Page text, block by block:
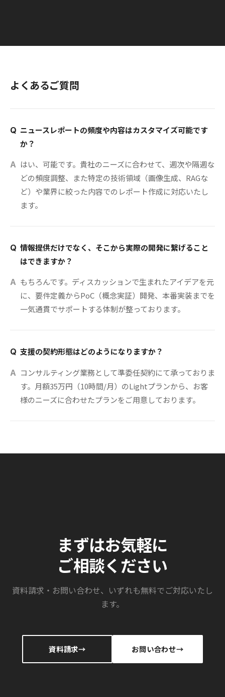
よくあるご質問
Q ニュースレポートの頻度や内容はカスタマイズ可能です
か？
A はい、可能です。貴社のニーズに合わせて、週次や隔週な
どの頻度調整、また特定の技術領域（画像生成、RAGな
ど）や業界に絞った内容でのレポート作成に対応いたし
ます。
Q 情報提供だけでなく、そこから実際の開発に繋げること
はできますか？
A もちろんです。ディスカッションで生まれたアイデアを元
に、要件定義からPoC（概念実証）開発、本番実装までを
一気通貫でサポートする体制が整っております。
Q 支援の契約形態はどのようになりますか？
A コンサルティング業務として準委任契約にて承っておりま
す。月額35万円（10時間/月）のLightプランから、お客
様のニーズに合わせたプランをご用意しております。
まずはお気軽に
ご相談ください
資料請求・お問い合わせ、いずれも無料でご対応いたし
ます。
資料請求 お問い合わせ